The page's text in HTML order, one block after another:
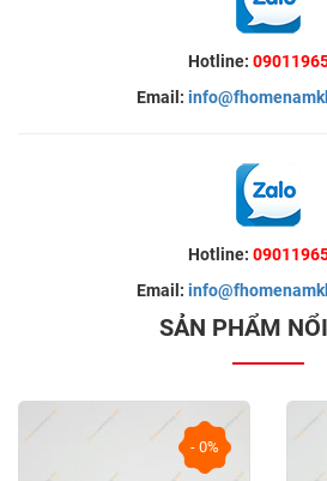
Hotline:
Email:
Hotline:
Email:
SẢN PHẨM
- 0%